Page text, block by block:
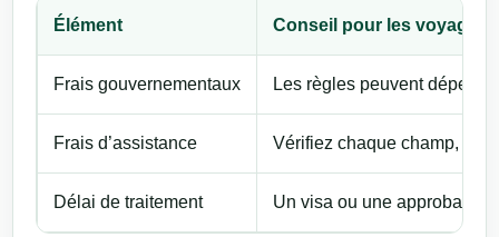
Élément Conseil pour les
Frais gouvernementaux Les règles peuvent
Frais d’assistance Vérifiez chaque champ,
Délai de traitement Un visa ou une approbation